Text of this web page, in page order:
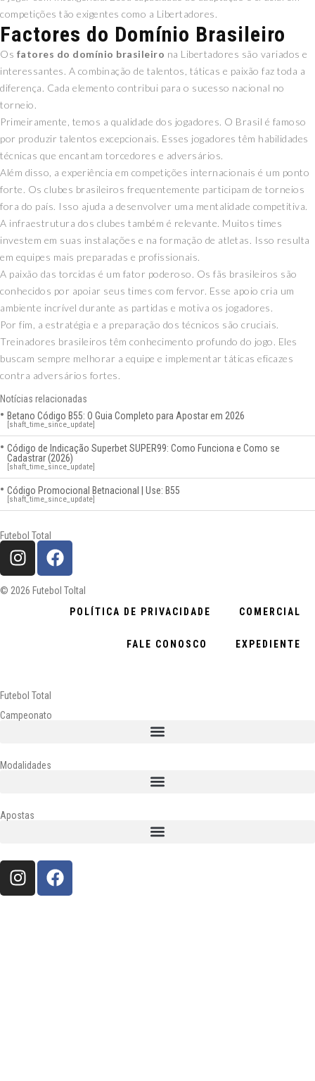
competições tão exigentes como a Libertadores.
Factores do Domínio Brasileiro
Os fatores do domínio brasileiro na Libertadores são variados e
interessantes. A combinação de talentos, táticas e paixão faz toda a
diferença. Cada elemento contribui para o sucesso nacional no
torneio.
Primeiramente, temos a qualidade dos jogadores. O Brasil é famoso
por produzir talentos excepcionais. Esses jogadores têm habilidades
técnicas que encantam torcedores e adversários.
Além disso, a experiência em competições internacionais é um ponto
forte. Os clubes brasileiros frequentemente participam de torneios
fora do país. Isso ajuda a desenvolver uma mentalidade competitiva.
A infraestrutura dos clubes também é relevante. Muitos times
investem em suas instalações e na formação de atletas. Isso resulta
em equipes mais preparadas e profissionais.
A paixão das torcidas é um fator poderoso. Os fãs brasileiros são
conhecidos por apoiar seus times com fervor. Esse apoio cria um
ambiente incrível durante as partidas e motiva os jogadores.
Por fim, a estratégia e a preparação dos técnicos são cruciais.
Treinadores brasileiros têm conhecimento profundo do jogo. Eles
buscam sempre melhorar a equipe e implementar táticas eficazes
contra adversários fortes.
Notícias relacionadas
Betano Código B55: O Guia Completo para Apostar em 2026
[shaft_time_since_update]
Código de Indicação Superbet SUPER99: Como Funciona e Como se
Cadastrar (2026)
[shaft_time_since_update]
Código Promocional Betnacional | Use: B55
[shaft_time_since_update]
Futebol Total
© 2026 Futebol Toltal
POLÍTICA DE PRIVACIDADE
COMERCIAL
FALE CONOSCO EXPEDIENTE
Futebol Total
Campeonato
Modalidades
Apostas